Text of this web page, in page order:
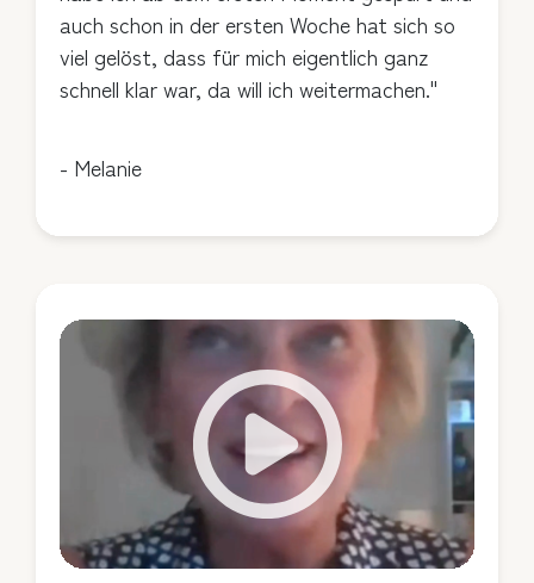
auch schon in der ersten Woche hat sich so
viel gelöst, dass für mich eigentlich ganz
schnell klar war, da will ich weitermachen."
- Melanie